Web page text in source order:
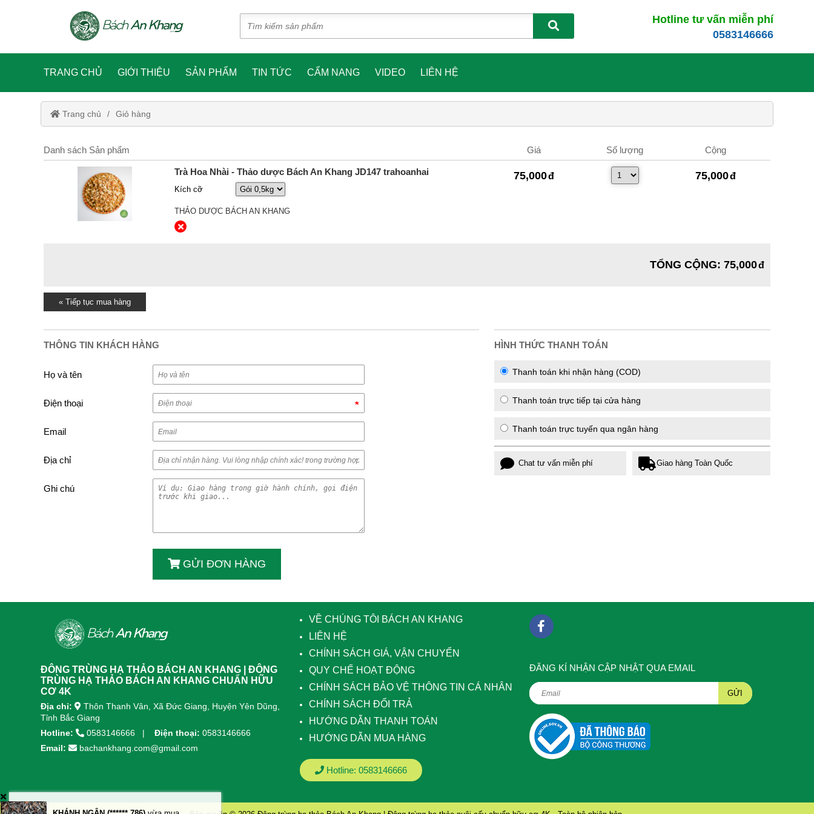
Hotline tư vấn miễn phí
0583146666
TRANG CHỦ GIỚI THIỆU SẢN PHẨM TIN TỨC CẨM NANG VIDEO LIÊN HỆ
Trang chủ Giỏ hàng
Danh sách Sản phẩm Giá Số lượng Cộng
Trà Hoa Nhài - Thảo dược Bách An Khang JD147 trahoanhai
Kích cỡ
THẢO DƯỢC BÁCH AN KHANG
75,000 75,000
TỔNG CỘNG: 75,000
« Tiếp tục mua hàng
THÔNG TIN KHÁCH HÀNG
Họ và tên
Điện thoại
Email
Địa chỉ
Ghi chú
GỬI ĐƠN HÀNG
HÌNH THỨC THANH TOÁN
Thanh toán khi nhận hàng (COD)
Thanh toán trực tiếp tại cửa hàng
Thanh toán trực tuyến qua ngân hàng
Chat tư vấn miễn phí Giao hàng Toàn Quốc
ĐÔNG TRÙNG HẠ THẢO BÁCH AN KHANG | ĐÔNG
TRÙNG HẠ THẢO BÁCH AN KHANG CHUẨN HỮU
CƠ 4K
Địa chỉ:
Thôn Thanh Vân, Xã Đức Giang, Huyện Yên Dũng,
Tỉnh Bắc Giang
Hotline:
0583146666 Điện thoại: 0583146666
Email:
bachankhang.com@gmail.com
VỀ CHÚNG TÔI BÁCH AN KHANG
LIÊN HỆ
CHÍNH SÁCH GIÁ, VẬN CHUYỂN
QUY CHẾ HOẠT ĐỘNG
CHÍNH SÁCH BẢO VỆ THÔNG TIN CÁ NHÂN
CHÍNH SÁCH ĐỔI TRẢ
HƯỚNG DẪN THANH TOÁN
HƯỚNG DẪN MUA HÀNG
Hotline:0583146666
ÐĂNG KÍ NHẬN CẬP NHẬT QUA EMAIL
GỬI